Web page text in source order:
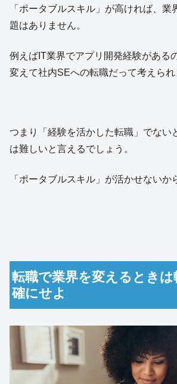
「ポータブルスキル」が高ければ、業
題はありません。
例えばIT業界でアプリ開発経験がある
変えて社内SEへの転職だって考えられ
つまり「経験を活かした転職」でない
は難しいと言えるでしょう。
「ポータブルスキル」が活かせないか
転職で業界を変えるときは
確にせよ